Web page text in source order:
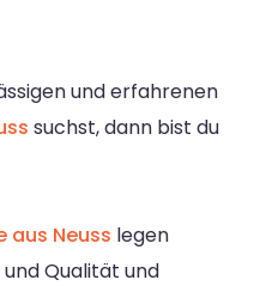
und erfahrenen
suchst, dann bist du
aus Neuss legen
Qualität und